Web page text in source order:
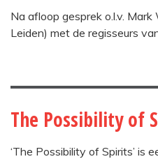
Na afloop gesprek o.l.v.
Leiden) met de regisseurs
The Possibility of
‘The Possibility of Spirits’ is